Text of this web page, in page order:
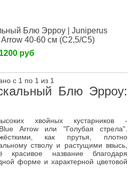
Блю Эрроу | Juniperus
40-60 см (С2,5/С5)
1200 руб
с 1 по 1 из 1
Блю Эрроу:
хвойных кустарников -
Arrow или "Голубая стрела".
как прутья, плотно
стволу и растущими ввысь,
красивое название благодаря
форме и характерной цветовой